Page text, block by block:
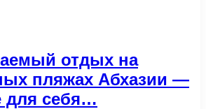
отдых на
пляжах Абхазии —
для себя…